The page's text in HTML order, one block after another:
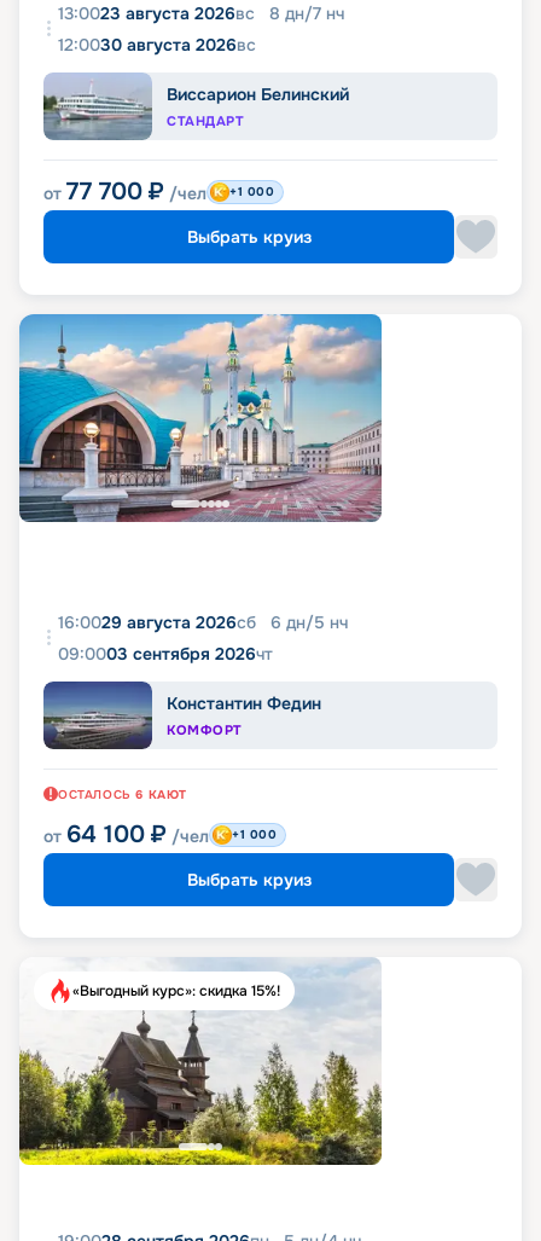
13:0023 августа 2026вс 8 дн/7 нч
12:0030 августа 2026вс
Виссарион Белинский
СТАНДАРТ
от 77 700 ₽ /чел +1 000
Выбрать круиз
16:0029 августа 2026сб 6 дн/5 нч
09:0003 сентября 2026чт
Константин Федин
КОМФОРТ
ОСТАЛОСЬ 6 КАЮТ
от 64 100 ₽ /чел +1 000
Выбрать круиз
«Выгодный курс»: скидка 15%!